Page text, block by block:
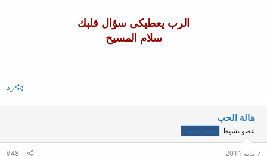
وبكده حضرتك خلصتى فترتك معاناااا بس لو حد لسه حابب يسأل
يتفضل
الرب يعطيكى سؤال قلبك
سلام المسيح
رد
هالة الحب
عضو نشيط عضو نشيط
7 مايو 2011 #48